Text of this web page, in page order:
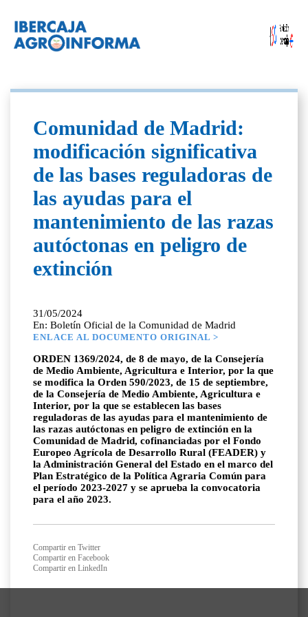
Comunidad de Madrid:
modificación significativa
de las bases reguladoras de
las ayudas para el
mantenimiento de las razas
autóctonas en peligro de
extinción
31/05/2024
En: Boletín Oficial de la Comunidad de Madrid
ENLACE AL DOCUMENTO ORIGINAL >
ORDEN 1369/2024, de 8 de mayo, de la Consejería
de Medio Ambiente, Agricultura e Interior, por la que
se modifica la Orden 590/2023, de 15 de septiembre,
de la Consejería de Medio Ambiente, Agricultura e
Interior, por la que se establecen las bases
reguladoras de las ayudas para el mantenimiento de
las razas autóctonas en peligro de extinción en la
Comunidad de Madrid, cofinanciadas por el Fondo
Europeo Agrícola de Desarrollo Rural (FEADER) y
la Administración General del Estado en el marco del
Plan Estratégico de la Política Agraria Común para
el período 2023-2027 y se aprueba la convocatoria
para el año 2023.
Compartir en Twitter
Compartir en Facebook
Compartir en LinkedIn